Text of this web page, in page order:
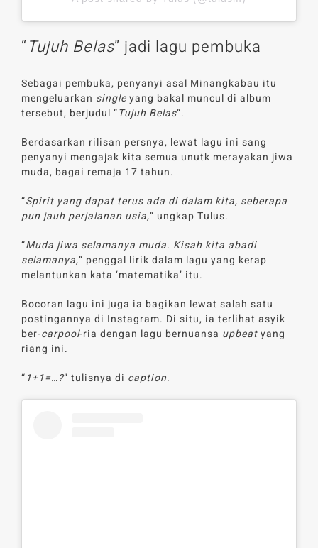
“Tujuh Belas” jadi lagu pembuka
Sebagai pembuka, penyanyi asal Minangkabau itu
mengeluarkan singleyang bakal muncul di album
tersebut, berjudul “Tujuh Belas“.
Berdasarkan rilisan persnya, lewat lagu ini sang
penyanyi mengajak kita semua unutk merayakan jiwa
muda, bagai remaja 17 tahun.
“Spirit yang dapat terus ada di dalam kita, seberapa
pun jauh perjalanan usia,” ungkap Tulus.
“Muda jiwa selamanya muda. Kisah kita abadi
selamanya,” penggal lirik dalam lagu yang kerap
melantunkan kata ‘matematika’ itu.
Bocoran lagu ini juga ia bagikan lewat salah satu
postingannya di Instagram. Di situ, ia terlihat asyik
ber-carpool-ria dengan lagu bernuansa upbeatyang
riang ini.
“1+1=…?” tulisnya di caption.